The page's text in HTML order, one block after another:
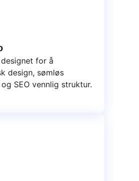
for å
design, sømløs
SEO vennlig struktur.